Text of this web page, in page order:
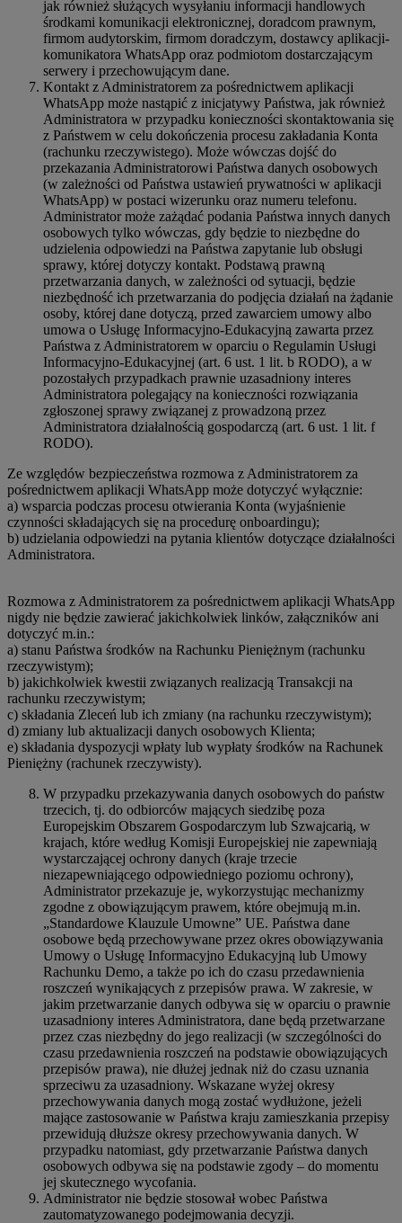
jak również służących wysyłaniu informacji handlowych
środkami komunikacji elektronicznej, doradcom prawnym,
firmom audytorskim, firmom doradczym, dostawcy aplikacji-
komunikatora WhatsApp oraz podmiotom dostarczającym
serwery i przechowującym dane.
Kontakt z Administratorem za pośrednictwem aplikacji
WhatsApp może nastąpić z inicjatywy Państwa, jak również
Administratora w przypadku konieczności skontaktowania się
z Państwem w celu dokończenia procesu zakładania Konta
(rachunku rzeczywistego). Może wówczas dojść do
przekazania Administratorowi Państwa danych osobowych
(w zależności od Państwa ustawień prywatności w aplikacji
WhatsApp) w postaci wizerunku oraz numeru telefonu.
Administrator może zażądać podania Państwa innych danych
osobowych tylko wówczas, gdy będzie to niezbędne do
udzielenia odpowiedzi na Państwa zapytanie lub obsługi
sprawy, której dotyczy kontakt. Podstawą prawną
przetwarzania danych, w zależności od sytuacji, będzie
niezbędność ich przetwarzania do podjęcia działań na żądanie
osoby, której dane dotyczą, przed zawarciem umowy albo
umowa o Usługę Informacyjno-Edukacyjną zawarta przez
Państwa z Administratorem w oparciu o Regulamin Usługi
Informacyjno-Edukacyjnej (art. 6 ust. 1 lit. b RODO), a w
pozostałych przypadkach prawnie uzasadniony interes
Administratora polegający na konieczności rozwiązania
zgłoszonej sprawy związanej z prowadzoną przez
Administratora działalnością gospodarczą (art. 6 ust. 1 lit. f
RODO).
Ze względów bezpieczeństwa rozmowa z Administratorem za
pośrednictwem aplikacji WhatsApp może dotyczyć wyłącznie:
a) wsparcia podczas procesu otwierania Konta (wyjaśnienie
czynności składających się na procedurę onboardingu);
b) udzielania odpowiedzi na pytania klientów dotyczące działalności
Administratora.
Rozmowa z Administratorem za pośrednictwem aplikacji WhatsApp
nigdy nie będzie zawierać jakichkolwiek linków, załączników ani
dotyczyć m.in.:
a) stanu Państwa środków na Rachunku Pieniężnym (rachunku
rzeczywistym);
b) jakichkolwiek kwestii związanych realizacją Transakcji na
rachunku rzeczywistym;
c) składania Zleceń lub ich zmiany (na rachunku rzeczywistym);
d) zmiany lub aktualizacji danych osobowych Klienta;
e) składania dyspozycji wpłaty lub wypłaty środków na Rachunek
Pieniężny (rachunek rzeczywisty).
W przypadku przekazywania danych osobowych do państw
trzecich, tj. do odbiorców mających siedzibę poza
Europejskim Obszarem Gospodarczym lub Szwajcarią, w
krajach, które według Komisji Europejskiej nie zapewniają
wystarczającej ochrony danych (kraje trzecie
niezapewniającego odpowiedniego poziomu ochrony),
Administrator przekazuje je, wykorzystując mechanizmy
zgodne z obowiązującym prawem, które obejmują m.in.
„Standardowe Klauzule Umowne” UE. Państwa dane
osobowe będą przechowywane przez okres obowiązywania
Umowy o Usługę Informacyjno Edukacyjną lub Umowy
Rachunku Demo, a także po ich do czasu przedawnienia
roszczeń wynikających z przepisów prawa. W zakresie, w
jakim przetwarzanie danych odbywa się w oparciu o prawnie
uzasadniony interes Administratora, dane będą przetwarzane
przez czas niezbędny do jego realizacji (w szczególności do
czasu przedawnienia roszczeń na podstawie obowiązujących
przepisów prawa), nie dłużej jednak niż do czasu uznania
sprzeciwu za uzasadniony. Wskazane wyżej okresy
przechowywania danych mogą zostać wydłużone, jeżeli
mające zastosowanie w Państwa kraju zamieszkania przepisy
przewidują dłuższe okresy przechowywania danych. W
przypadku natomiast, gdy przetwarzanie Państwa danych
osobowych odbywa się na podstawie zgody – do momentu
jej skutecznego wycofania.
Administrator nie będzie stosował wobec Państwa
zautomatyzowanego podejmowania decyzji.